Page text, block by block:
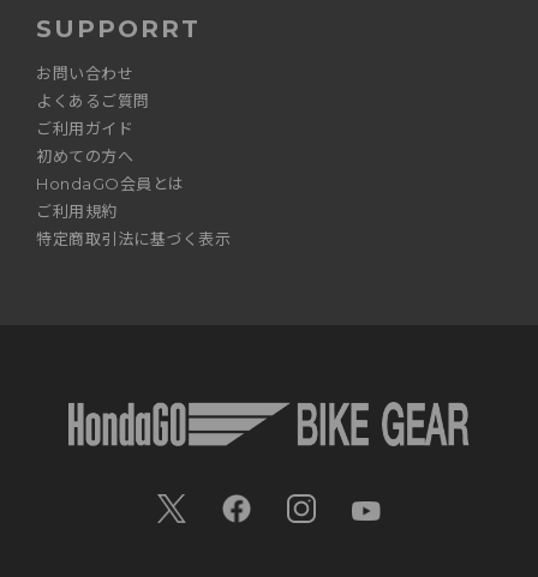
SUPPORRT
お問い合わせ
よくあるご質問
ご利用ガイド
初めての方へ
HondaGO会員とは
ご利用規約
特定商取引法に基づく表示